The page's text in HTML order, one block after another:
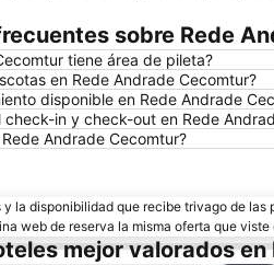
sobre Rede
tiene área de pileta?
en Rede Andrade Cecomtur?
disponible en Rede Andrade
check-in y check-out en Rede
Andrade Cecomtur?
y la disponibilidad que recibe trivago de
web de reserva la misma oferta que viste
mejor valorados